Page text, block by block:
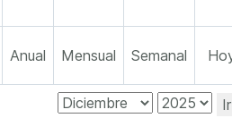
Anual Mensual Semanal